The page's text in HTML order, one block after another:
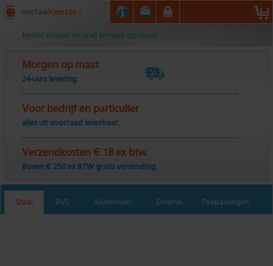
Metaalcenter.nl
bestel simpel en snel metaal op maat
Morgen op maat
24-uurs levering.
Voor bedrijf en particulier
alles uit voorraad leverbaar.
Verzendkosten € 18 ex btw.
Boven € 250 ex BTW gratis verzending
Staal RVS Aluminium Diverse Toepassingen